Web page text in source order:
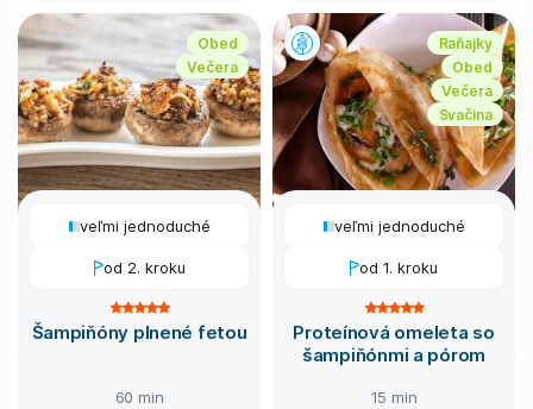
Obed
Večera
veľmi jednoduché
od 2. kroku
Šampiňóny plnené fetou
60 min
Raňajky
Obed
Večera
Svačina
veľmi jednoduché
od 1. kroku
Proteínová omeleta so
šampiňónmi a pórom
15 min